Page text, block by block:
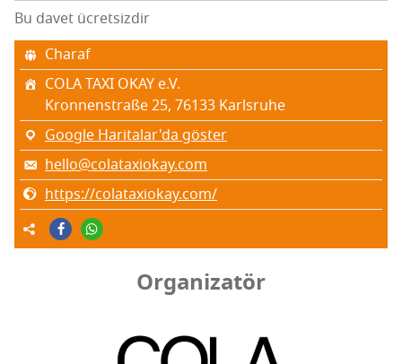
Bu davet ücretsizdir
Cha­raf
COLA TAXI OKAY e.V.
Kron­nenst­ra­ße 25, 76133 Karls­ru­he
Google Haritalar'da göster
hello@colataxiokay.com
https://colataxiokay.com/
Organizatör